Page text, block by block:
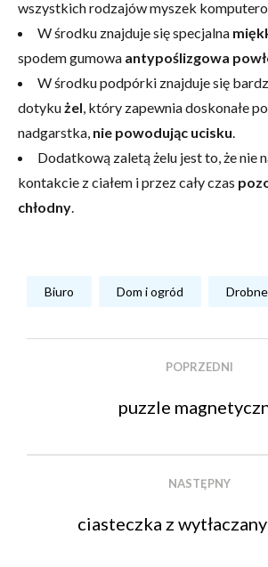
wszystkich rodzajów myszek
W środku znajduje się specjalna
spodem gumowa antypoślizgowa
W środku podpórki znajduje się
dotykużel, który zapewnia doskonałe
nadgarstka, nie powodując ucisku.
Dodatkową zaletą żelu jest to, że nie
kontakcie z ciałem i przez cały czas
chłodny.
Biuro Dom i ogród
POPRZEDNI
puzzle
NASTĘPNY
ciasteczka z